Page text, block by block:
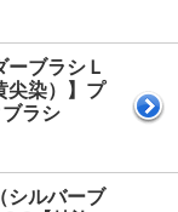
ーブラシＬ
尖染）】プ
ラシ
ルバーブ